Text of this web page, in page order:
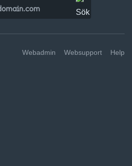
Webadmin Websupport Help